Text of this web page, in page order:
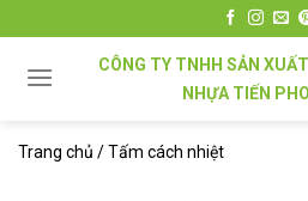
đến
CÔNG TY TNHH SẢN
NHỰA TIẾN
Trang chủ /Tấm cách nhiệt